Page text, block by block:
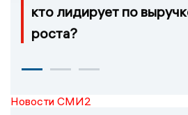
кто лидирует по
роста?
Новости СМИ2